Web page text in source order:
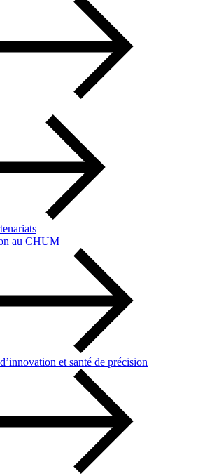
au CHUM
et santé de précision